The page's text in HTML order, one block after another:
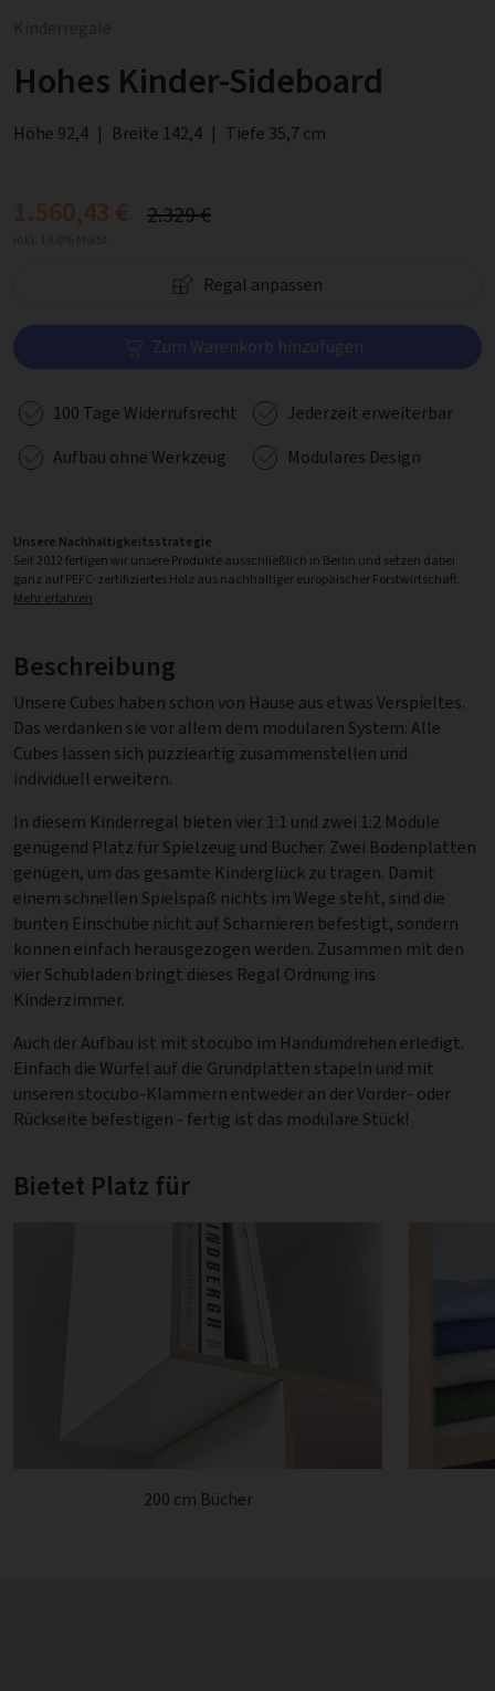
Hohes Kinder-Sideboard
Höhe 92,4 | Breite 142,4 | Tiefe 35,7 cm
1.560,43 € 2.329 €
Regal anpassen
Zum Warenkorb hinzufügen
100 Tage Widerrufsrecht
Jederzeit erweiterbar
Aufbau ohne Werkzeug
Modulares Design
Unsere Nachhaltigkeitsstrategie
Seit 2012 fertigen wir unsere Produkte ausschließlich in Berlin und setzen dabei
ganz auf PEFC-zertifiziertes Holz aus nachhaltiger europäischer Forstwirtschaft.
Mehr erfahren
Beschreibung
Unsere Cubes haben schon von Hause aus etwas Verspieltes.
Das verdanken sie vor allem dem modularen System: Alle
Cubes lassen sich puzzleartig zusammenstellen und
individuell erweitern.
In diesem Kinderregal bieten vier 1:1 und zwei 1:2 Module
genügend Platz für Spielzeug und Bücher. Zwei Bodenplatten
genügen, um das gesamte Kinderglück zu tragen. Damit
einem schnellen Spielspaß nichts im Wege steht, sind die
bunten Einschübe nicht auf Scharnieren befestigt, sondern
können einfach herausgezogen werden. Zusammen mit den
vier Schubladen bringt dieses Regal Ordnung ins
Kinderzimmer.
Auch der Aufbau ist mit stocubo im Handumdrehen erledigt.
Einfach die Würfel auf die Grundplatten stapeln und mit
unseren stocubo-Klammern entweder an der Vorder- oder
Rückseite befestigen - fertig ist das modulare Stück!
Bietet Platz für
200 cm Bücher